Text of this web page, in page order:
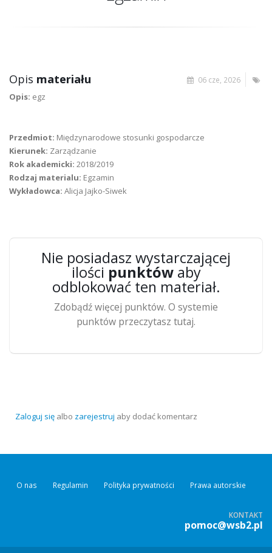
06 cze, 2026
Opis materiału
Opis: egz
Przedmiot: Międzynarodowe stosunki gospodarcze
Kierunek: Zarządzanie
Rok akademicki: 2018/2019
Rodzaj materialu: Egzamin
Wykładowca: Alicja Jajko-Siwek
Nie posiadasz wystarczającej
ilości punktówaby
odblokować ten materiał.
Zdobądź więcej punktów. O systemie
punktów przeczytasz tutaj.
Zaloguj się albo zarejestruj aby dodać komentarz
O nas Regulamin Polityka prywatności Prawa autorskie
KONTAKT
pomoc@wsb2.pl